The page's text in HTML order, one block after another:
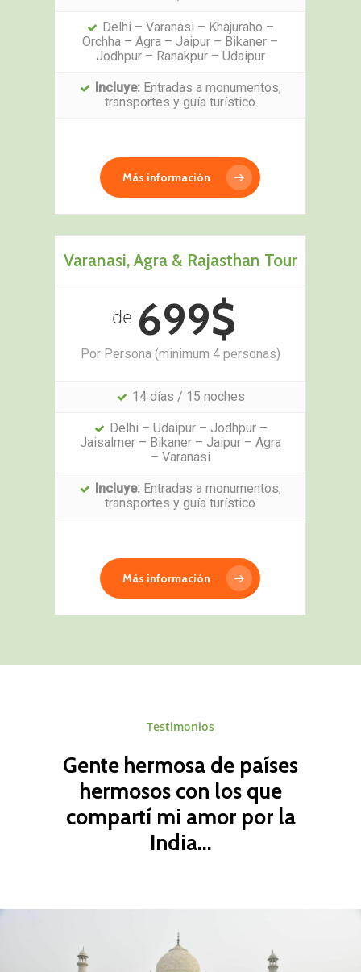
Delhi – Varanasi – Khajuraho –
Orchha – Agra – Jaipur – Bikaner –
Jodhpur – Ranakpur – Udaipur
Incluye: Entradas a monumentos,
transportes y guía turístico
Más información
Varanasi, Agra & Rajasthan Tour
de699$
Por Persona (minimum 4 personas)
14 días / 15 noches
Delhi – Udaipur – Jodhpur –
Jaisalmer – Bikaner – Jaipur – Agra
– Varanasi
Incluye: Entradas a monumentos,
transportes y guía turístico
Más información
Testimonios
Gente hermosa de países
hermosos con los que
compartí mi amor por la
India...